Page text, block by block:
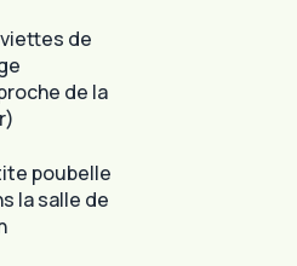
de
de la
poubelle
la salle de